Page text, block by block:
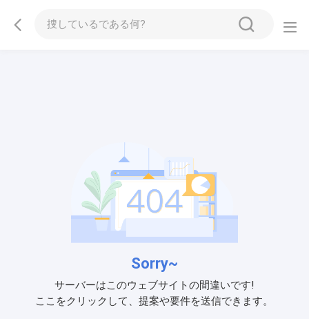
Sorry~
サーバーはこのウェブサイトの間違いです!
ここをクリックして、提案や要件を送信できます。